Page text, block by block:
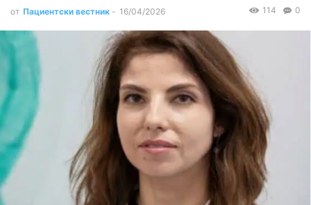
от Пациентски вестник - 16/04/2026 0
114